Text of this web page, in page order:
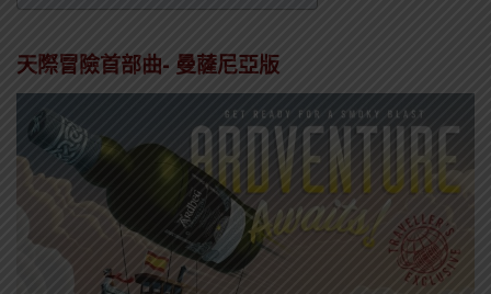
天際冒險首部曲- 曼薩尼亞版